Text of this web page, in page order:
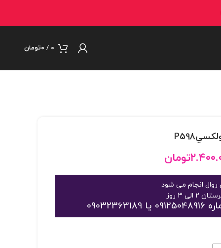
0
/ ۰تومان
تومان
انجام می شود